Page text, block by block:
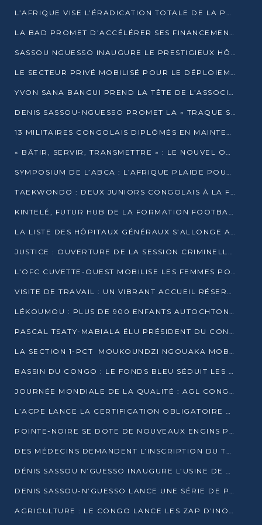
L’AFRIQUE VISE L’ÉRADICATION TOTALE DE LA POLIOMYÉLITE D’ICI 2026
LA BAD PROMET D’ACCÉLÉRER SES FINANCEMENTS AVEC LE MINISTÈRE DE L’ASSAINISSEMENT
SASSOU NGUESSO INAUGURE LE PRESTIGIEUX HÔTEL KEMPINSKI BRAZZAVILLE
LE SECTEUR PRIVÉ MOBILISÉ POUR LE DÉPLOIEMENT DE 19 MINI-CENTRALES SOLAIRES
YVON SANA BANGUI PREND LA TÊTE DE L’ASSOCIATION DES BANQUES CENTRALES AFRICAINES
DENIS SASSOU-NGUESSO PROMET LA « TRAQUE SANS RELÂCHE » DU GRAND BANDITISME
13 MILITAIRES CONGOLAIS DIPLÔMÉS EN MAINTENANCE INDUSTRIELLE APRÈS TROIS ANS DE FORMATION À L’UNIVERSITÉ MARIEN-NGOUABI
« BÂTIR, SERVIR, TRANSMETTRE » : LE NOUVEL OUVRAGE QUI INTERPELLE LES COLLECTIVITÉS
SYMPOSIUM DE L’ABCA : L’AFRIQUE PLAIDE POUR UN FINANCEMENT CLIMATIQUE ÉQUITABLE
TAEKWONDO : DEUX JUNIORS CONGOLAIS À LA FINALE D’OPEN SYRIES 2025 À ABIDJAN
KINTELÉ, FUTUR HUB DE LA FORMATION FOOTBALLISTIQUE AFRICAINE ?
LA LISTE DES HÔPITAUX GÉNÉRAUX S’ALLONGE AU CONGO
JUSTICE : OUVERTURE DE LA SESSION CRIMINELLE À BRAZZAVILLE AVEC 52 DOSSIERS AU RÔLE
L’OFC CUVETTE-OUEST MOBILISE LES FEMMES POUR ACCUEILLIR LE PRÉSIDENT DE LA RÉPUBLIQUE
VISITE DE TRAVAIL : UN VIBRANT ACCUEIL RÉSERVÉ À DENIS SASSOU-N’GUESSO PAR L’ASSOCIATION « LES AMIS DE WOMO »
LÉKOUMOU : PLUS DE 900 ENFANTS AUTOCHTONES REÇOIVENT DES KITS SCOLAIRES GRÂCE À L’ESPACE OPOKO
PASCAL TSATY-MABIALA ÉLU PRÉSIDENT DU CONSEIL NATIONAL DE L’UPADS
LA SECTION 1-PCT MOUKOUNDZI NGOUAKA MOBILISE 100 000 FCFA POUR LE 6ᵉ CONGRÈS DU PARTI
BASSIN DU CONGO : LE FONDS BLEU SÉDUIT LES BAILLEURS À BELÉM
JOURNÉE MONDIALE DE LA QUALITÉ : AGL CONGO FORME ET SENSIBILISE LES JEUNES TALENTS
L’ACPE LANCE LA CERTIFICATION OBLIGATOIRE DES CONTRATS DE TRAVAIL DES TRANSPORTEURS
POINTE-NOIRE SE DOTE DE NOUVEAUX ENGINS POUR L’ASSAINISSEMENT ET L’ENTRETIEN ROUTIER
DES MÉDECINS DEMANDENT L’INSCRIPTION DU TRAITEMENT DU PIED-BOT DANS LES CURSUS UNIVERSITAIRES
DÉNIS SASSOU N’GUESSO INAUGURE L’USINE DE VALORISATION DU GAZ ASSOCIÉ
DENIS SASSOU-N’GUESSO LANCE UNE SÉRIE DE PROJETS DANS LE KOUILOU
AGRICULTURE : LE CONGO LANCE LES ZAP D’INONI ET YONO